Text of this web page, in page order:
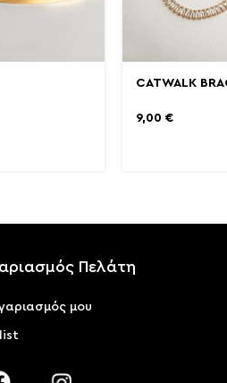
CATWALK
9,00 €
Πελάτη
μου